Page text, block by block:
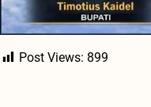
Post Views: 899